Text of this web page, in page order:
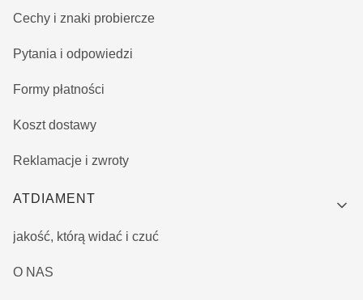
Cechy i znaki probiercze
Pytania i odpowiedzi
Formy płatności
Koszt dostawy
Reklamacje i zwroty
ATDIAMENT
jakość, którą widać i czuć
O NAS